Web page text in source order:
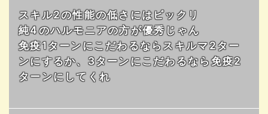
スキル2の性能の低さにはビックリ
純4のハルモニアの方が優秀じゃん
免疫1ターンにこだわるならスキルマ2ター
ンにするか、3ターンにこだわるなら免疫2
ターンにしてくれ